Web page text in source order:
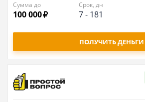
Сумма до
100 000
Срок, дн
7- 181
ПОЛУЧИТЬ ДЕНЬГИ